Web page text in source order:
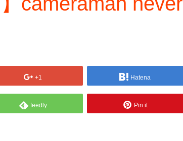
+1 Hatena
feedly Pin it